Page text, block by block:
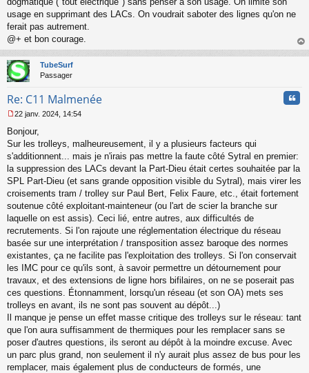
usage en supprimant des LACs. On voudrait saboter des lignes qu'on ne
ferait pas autrement.
@+ et bon courage.
au
TubeSurf
Passager
Re: C11 Malmenée
e
s
s
g
e
n
o
n
u
22 janv. 2024, 14:54
Bonjour,
Sur les trolleys, malheureusement, il y a plusieurs facteurs qui
s'additionnent... mais je n'irais pas mettre la faute côté Sytral en premier:
la suppression des LACs devant la Part-Dieu était certes souhaitée par la
SPL Part-Dieu (et sans grande opposition visible du Sytral), mais virer les
croisements tram / trolley sur Paul Bert, Felix Faure, etc., était fortement
soutenue côté exploitant-mainteneur (ou l'art de scier la branche sur
laquelle on est assis). Ceci lié, entre autres, aux difficultés de
recrutements. Si l'on rajoute une réglementation électrique du réseau
basée sur une interprétation / transposition assez baroque des normes
existantes, ça ne facilite pas l'exploitation des trolleys. Si l'on conservait
les IMC pour ce qu'ils sont, à savoir permettre un détournement pour
travaux, et des extensions de ligne hors bifilaires, on ne se poserait pas
ces questions. Étonnamment, lorsqu'un réseau (et son OA) mets ses
trolleys en avant, ils ne sont pas souvent au dépôt...)
Il manque je pense un effet masse critique des trolleys sur le réseau: tant
que l'on aura suffisamment de thermiques pour les remplacer sans se
poser d'autres questions, ils seront au dépôt à la moindre excuse. Avec
un parc plus grand, non seulement il n'y aurait plus assez de bus pour les
remplacer, mais également plus de conducteurs de formés, une